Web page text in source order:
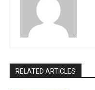
RELATED ARTICLES